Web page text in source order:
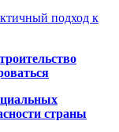
подход к
страны